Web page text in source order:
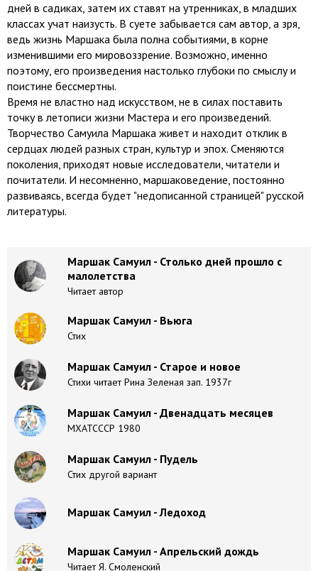
дней в садиках, затем их ставят на утренниках, в младших
классах учат наизусть. В суете забывается сам автор, а зря,
ведь жизнь Маршака была полна событиями, в корне
изменившими его мировоззрение. Возможно, именно
поэтому, его произведения настолько глубоки по смыслу и
поистине бессмертны.
Время не властно над искусством, не в силах поставить
точку в летописи жизни Мастера и его произведений.
Творчество Самуила Маршака живет и находит отклик в
сердцах людей разных стран, культур и эпох. Сменяются
поколения, приходят новые исследователи, читатели и
почитатели. И несомненно, маршако­ведение, постоянно
развиваясь, всегда будет "недописанной страницей" русской
литературы.
Маршак Самуил - Столько дней прошло с
малолетства
Читает автор
Маршак Самуил - Вьюга
Стих
Маршак Самуил - Старое и новое
Стихи читает Рина Зеленая зап. 1937г
Маршак Самуил - Двенадцать месяцев
МХАТСССР 1980
Маршак Самуил - Пудель
Стих другой вариант
Маршак Самуил - Ледоход
Маршак Самуил - Апрельский дождь
Читает Я. Смоленский